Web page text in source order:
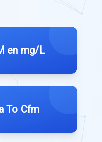
en mg/L
To Cfm